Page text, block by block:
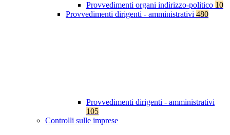
Provvedimenti organi indirizzo-politico 10
Provvedimenti dirigenti - amministrativi 480
Provvedimenti dirigenti - amministrativi
105
Controlli sulle imprese